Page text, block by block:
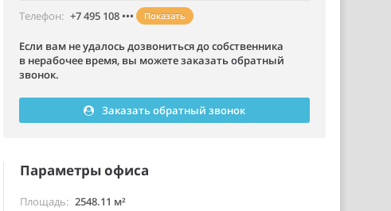
Телефон +7 495 108 ••• Показать
Если вам не удалось дозвониться до собственника
в нерабочее время, вы можете заказать обратный
звонок.
Заказать обратный звонок
Параметры офиса
Площадь 2548.11 м²